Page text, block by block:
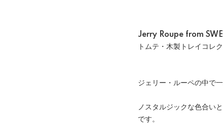
Jerry Roupe from
トムテ・木製トレイコレ
ジェリー・ルーペの中で
ノスタルジックな色合い
です。